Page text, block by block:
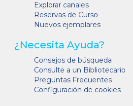
Explorar canales
Reservas de Curso
Nuevos ejemplares
¿Necesita Ayuda?
Consejos de búsqueda
Consulte a un Bibliotecario
Preguntas Frecuentes
Configuración de cookies